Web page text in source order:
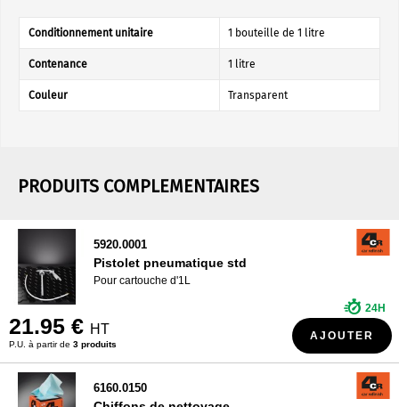
Conditionnement unitaire 1 bouteille de 1 litre
Contenance 1 litre
Couleur Transparent
PRODUITS COMPLEMENTAIRES
5920.0001
Pistolet pneumatique std
Pour cartouche d'1L
21.95 € HT
P.U. à partir de 3 produits
24H
AJOUTER
6160.0150